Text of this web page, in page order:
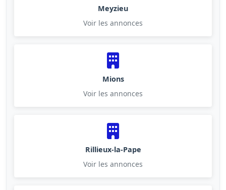
Meyzieu
Voir les annonces
Mions
Voir les annonces
Rillieux-la-Pape
Voir les annonces